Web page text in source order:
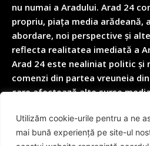
Utilizăm cookie-urile pentru a ne
mai bună experiență pe site-ul
nu numai a Aradului. Arad 24
propriu, piața media arădeană,
abordare, noi perspective și
reflecta realitatea imediată a
Arad 24 este nealiniat politic și
comenzi din partea vreuneia
care afectează alte surse
a realității cotidiene.